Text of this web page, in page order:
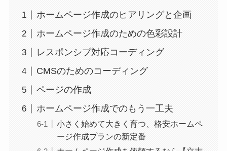
ホームページ作成のヒアリングと企画
ホームページ作成のための色彩設計
レスポンシブ対応コーディング
CMSのためのコーディング
ページの作成
ホームページ作成でのもう一工夫
小さく始めて大きく育つ、格安ホームペ
ージ作成プランの新定番